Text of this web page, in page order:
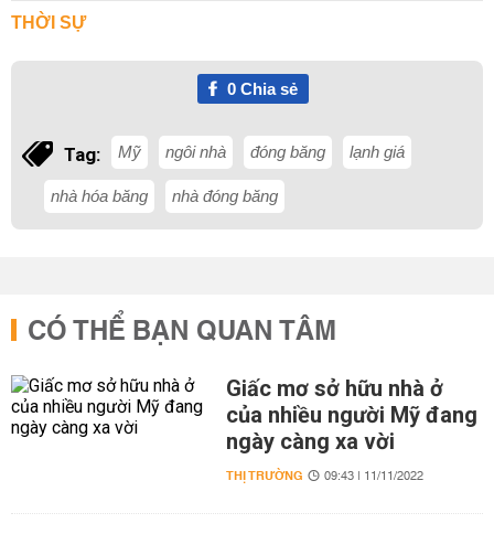
THỜI SỰ
0Chia sẻ
Tag: Mỹ ngôi nhà đóng băng lạnh giá
nhà hóa băng nhà đóng băng
CÓ THỂ BẠN QUAN TÂM
Giấc mơ sở hữu nhà ở
của nhiều người Mỹ đang
ngày càng xa vời
THỊ TRƯỜNG 09:43 | 11/11/2022